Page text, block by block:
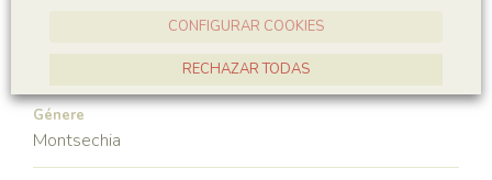
Montsechiaceae
Génere
Montsechia
CONFIGURAR COOKIES
RECHAZAR TODAS
ACCEPTAR TOTES